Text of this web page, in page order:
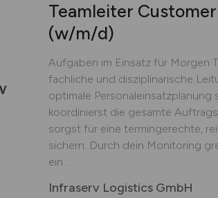
Teamleiter
(w/m/d)
Aufgaben im Einsatz für Morgen
fachliche und disziplinarische
optimale Personaleinsatzplanung
koordinierst die gesamte
sorgst für eine termingerechte,
sichern: Durch dein Monitoring
ein...
Infraserv Logistics GmbH